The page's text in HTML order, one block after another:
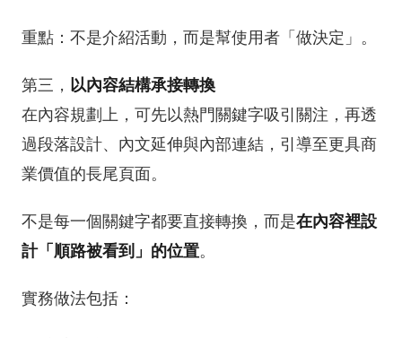
重點：不是介紹活動，而是幫使用者「做決定」。
第三， 以內容結構承接轉換
在內容規劃上，可先以熱門關鍵字吸引關注，再透
過段落設計、內文延伸與內部連結，引導至更具商
業價值的長尾頁面。
不是每一個關鍵字都要直接轉換，而是在內容裡設
計「順路被看到」的位置。
實務做法包括：